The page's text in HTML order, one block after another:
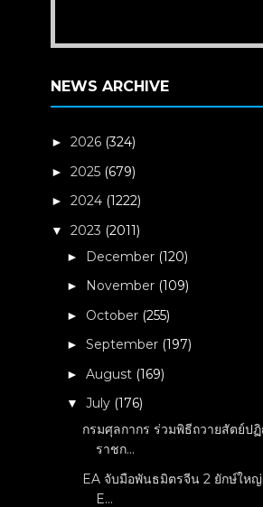
NEWS ARCHIVE
►2026 (324)
►2025 (679)
►2024 (1222)
▼2023 (2011)
► December (120)
► November (109)
► October (255)
►September (197)
►August (169)
▼July (176)
กรมศุลกากร ร่วมพิธีถวายสัตย์ป
ราชก...
EA จับมือพันธมิตรจีน 2 ยักษ์ให
E...